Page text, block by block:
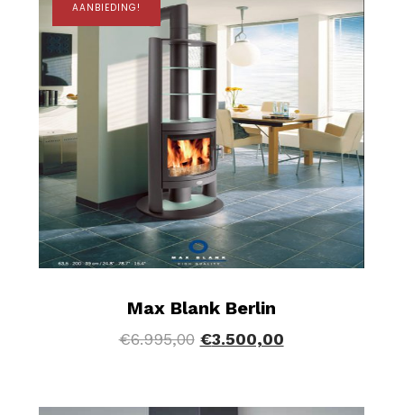
AANBIEDING!
Max Blank Berlin
€6.995,00 €3.500,00